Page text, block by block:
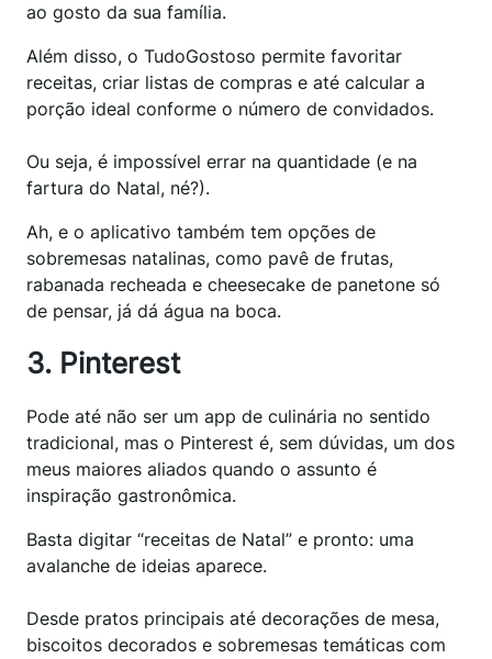
ao gosto da sua família.
Além disso, o TudoGostoso permite favoritar
receitas, criar listas de compras e até calcular a
porção ideal conforme o número de convidados.
Ou seja, é impossível errar na quantidade (e na
fartura do Natal, né?).
Ah, e o aplicativo também tem opções de
sobremesas natalinas, como pavê de frutas,
rabanada recheada e cheesecake de panetone só
de pensar, já dá água na boca.
3. Pinterest
Pode até não ser um app de culinária no sentido
tradicional, mas o Pinterest é, sem dúvidas, um dos
meus maiores aliados quando o assunto é
inspiração gastronômica.
Basta digitar “receitas de Natal” e pronto: uma
avalanche de ideias aparece.
Desde pratos principais até decorações de mesa,
biscoitos decorados e sobremesas temáticas com